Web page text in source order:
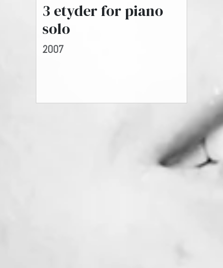
3 etyder for piano
solo
2007